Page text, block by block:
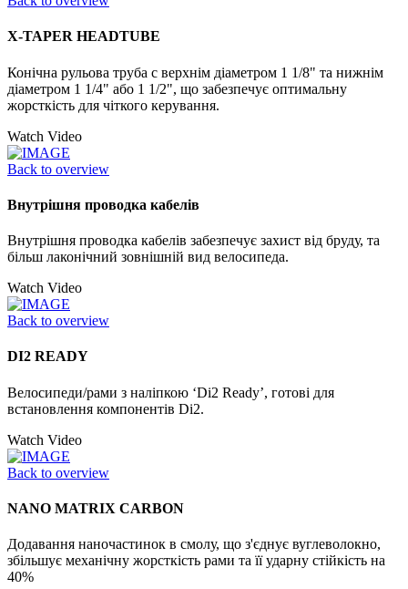
X-TAPER HEADTUBE
Конічна рульова труба с верхнім діаметром 1 1/8" та нижнім
діаметром 1 1/4" або 1 1/2", що забезпечує оптимальну
жорсткість для чіткого керування.
Watch Video
Back to overview
Внутрішня проводка кабелів
Внутрішня проводка кабелів забезпечує захист від бруду, та
більш лаконічний зовнішній вид велосипеда.
Watch Video
Back to overview
DI2 READY
Велосипеди/рами з наліпкою ‘Di2 Ready’, готові для
встановлення компонентів Di2.
Watch Video
Back to overview
NANO MATRIX CARBON
Додавання наночастинок в смолу, що з'єднує вуглеволокно,
збільшує механічну жорсткість рами та її ударну стійкість на
40%